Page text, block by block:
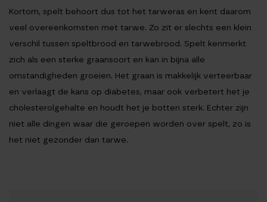
Kortom, spelt behoort dus tot het tarweras en kent daarom
veel overeenkomsten met tarwe. Zo zit er slechts een klein
verschil tussen speltbrood en tarwebrood. Spelt kenmerkt
zich als een sterke graansoort en kan in bijna alle
omstandigheden groeien. Het graan is makkelijk verteerbaar
en verlaagt de kans op diabetes, maar ook verbetert het je
cholesterolgehalte en houdt het je botten sterk. Echter zijn
niet alle dingen waar die geroepen worden over spelt, zo is
het niet gezonder dan tarwe.